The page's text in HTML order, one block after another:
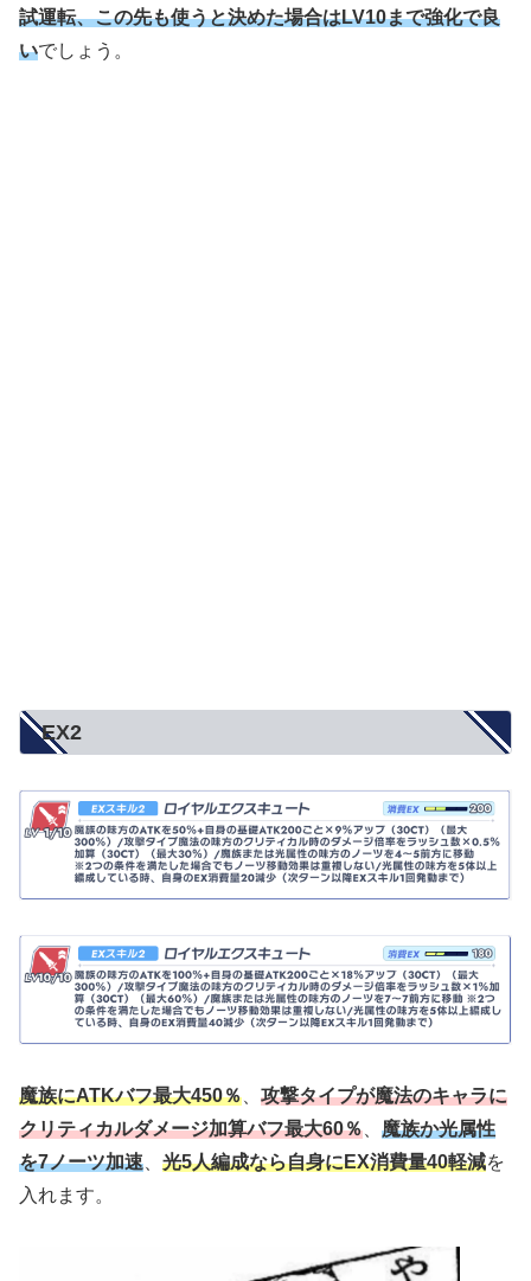
試運転、この先も使うと決めた場合はLV10まで強化で良
いでしょう。
EX2
魔族にATKバフ最大450％
攻撃タイプが魔法のキャラに
クリティカルダメージ加算バフ最大60％
魔族か光属性
を7ノーツ加速
光5人編成なら自身にEX消費量40軽減を
入れます。